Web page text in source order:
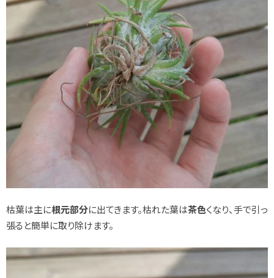
枯葉は主に根元部分に出てきます。枯れた葉は茶色くなり、手で引っ
張ると簡単に取り除けます。